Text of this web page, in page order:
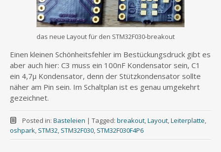
das neue Layout für den STM32F030-breakout
Einen kleinen Schönheitsfehler im Bestückungsdruck gibt es
aber auch hier: C3 muss ein 100nF Kondensator sein, C1
ein 4,7µ Kondensator, denn der Stützkondensator sollte
näher am Pin sein. Im Schaltplan ist es genau umgekehrt
gezeichnet.
Posted in: Basteleien | Tagged: breakout, Layout, Leiterplatte
oshpark STM32 STM32F030 STM32F030F4P6